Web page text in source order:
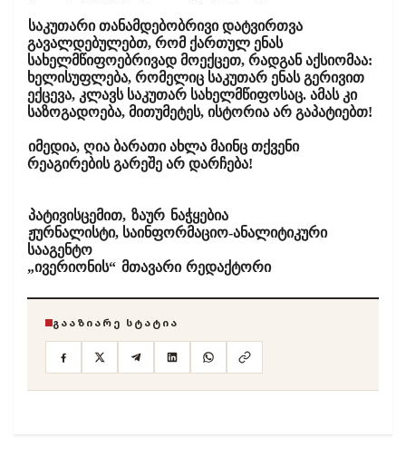
საკუთარი თანამდებობრივი დატვირთვა
გავალდებულებთ, რომ ქართულ ენას
სახელმწიფოებრივად მოექცეთ, რადგან აქსიომაა:
ხელისუფლება, რომელიც საკუთარ ენას გერივით
ექცევა, კლავს საკუთარ სახელმწიფოსაც. ამას კი
საზოგადოება, მითუმეტეს, ისტორია არ გაპატიებთ!
იმედია, ღია ბარათი ახლა მაინც თქვენი
რეაგირების გარეშე არ დარჩება!
პატივისცემით, ზაურ ნაჭყებია
ჟურნალისტი, საინფორმაციო-ანალიტიკური
სააგენტო
„ივერიონის“ მთავარი რედაქტორი
ᲒᲐᲐᲖᲘᲐᲠᲔ ᲡᲢᲐᲢᲘᲐ